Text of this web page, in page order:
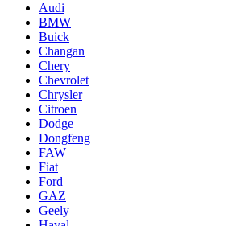
Audi
BMW
Buick
Changan
Chery
Chevrolet
Chrysler
Citroen
Dodge
Dongfeng
FAW
Fiat
Ford
GAZ
Geely